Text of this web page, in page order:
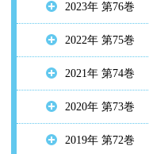
2023年 第76巻
2022年 第75巻
2021年 第74巻
2020年 第73巻
2019年 第72巻